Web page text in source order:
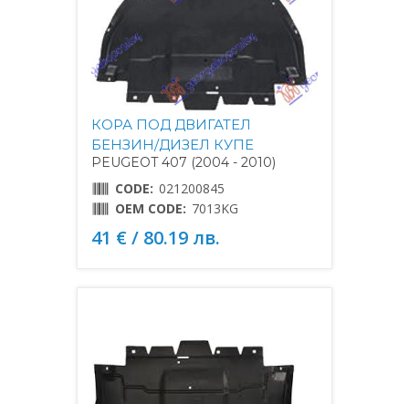
КОРА ПОД ДВИГАТЕЛ
БЕНЗИН/ДИЗЕЛ КУПЕ
PEUGEOT 407 (2004 - 2010)
CODE: 021200845
OEM CODE: 7013KG
41 € / 80.19 лв.